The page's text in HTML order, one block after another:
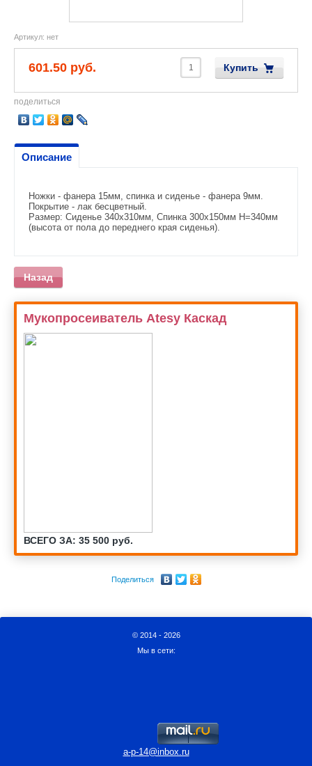
Мукопросеиватель Atesy Каскад
ВСЕГО ЗА: 35 500 руб.
Поделиться
Артикул: нет
601.50 руб. Купить
поделиться
Описание
Ножки - фанера 15мм, спинка и сиденье - фанера 9мм.
Покрытие - лак бесцветный.
Размер: Сиденье 340х310мм, Спинка 300х150мм Н=340мм
(высота от пола до переднего края сиденья).
Назад
© 2014 - 2026
Мы в сети:
a-p-14@inbox.ru